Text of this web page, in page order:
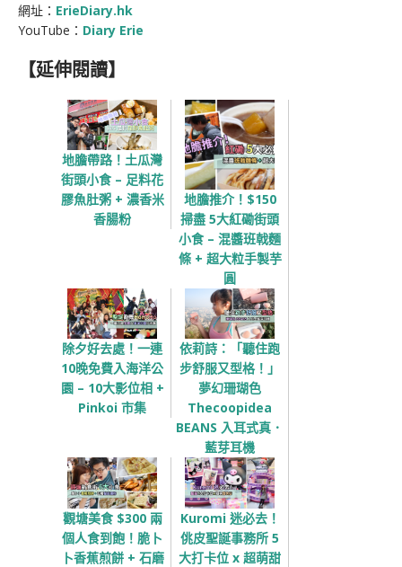
網址： ErieDiary.hk
YouTube： Diary Erie
【延伸閱讀】
地膽帶路！土瓜灣
街頭小食 – 足料花
膠魚肚粥 + 濃香米
香腸粉
地膽推介！$150
掃盡 5大紅磡街頭
小食 – 混醬班戟麵
條 + 超大粒手製芋
圓
除夕好去處！一連
10晚免費入海洋公
園 – 10大影位相 +
Pinkoi 市集
依莉詩：「聽住跑
步舒服又型格！」
夢幻珊瑚色
Thecoopidea
BEANS 入耳式真．
藍芽耳機
觀塘美食 $300 兩
個人食到飽！脆卜
卜香蕉煎餅 + 石磨
Kuromi 迷必去！
佻皮聖誕事務所 5
大打卡位 x 超萌甜